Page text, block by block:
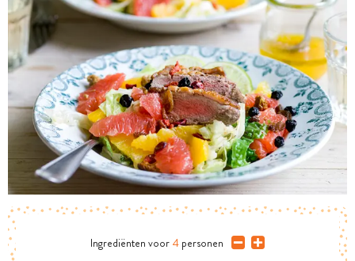
Ingrediënten voor 4 personen